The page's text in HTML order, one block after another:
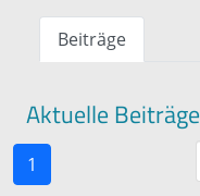
Beiträge
Aktuelle Beiträge
1